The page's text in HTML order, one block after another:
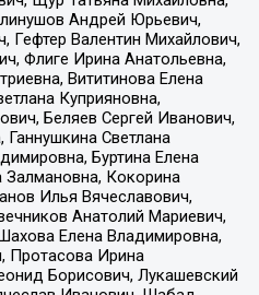
Андрей Юрьевич,
Гефтер Валентин Михайлович,
Флиге Ирина Анатольевна,
Вититинова Елена
Куприяновна,
Беляев Сергей Иванович,
Ганнушкина Светлана
Буртина Елена
Кокорина
Илья Вячеславович,
Анатолий Мариевич,
Елена Владимировна,
Протасова Ирина
Борисович, Лукашевский